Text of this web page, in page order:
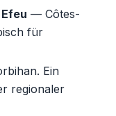
— Côtes-
für
Ein
regionaler